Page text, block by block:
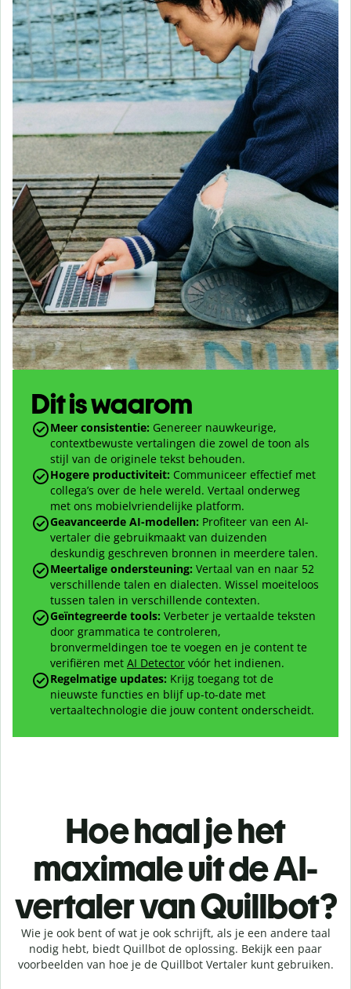
Dit is waarom
Meer consistentie: Genereer nauwkeurige,
contextbewuste vertalingen die zowel de toon als
stijl van de originele tekst behouden.
Hogere productiviteit: Communiceer effectief met
collega’s over de hele wereld. Vertaal onderweg
met ons mobielvriendelijke platform.
Geavanceerde AI-modellen: Profiteer van een AI-
vertaler die gebruikmaakt van duizenden
deskundig geschreven bronnen in meerdere talen.
Meertalige ondersteuning: Vertaal van en naar 52
verschillende talen en dialecten. Wissel moeiteloos
tussen talen in verschillende contexten.
Geïntegreerde tools: Verbeter je vertaalde teksten
door grammatica te controleren,
bronvermeldingen toe te voegen en je content te
verifiëren met AI Detector vóór het indienen.
Regelmatige updates: Krijg toegang tot de
nieuwste functies en blijf up-to-date met
vertaaltechnologie die jouw content onderscheidt.
Hoe haal je het
maximale uit de AI-
vertaler van Quillbot?
Wie je ook bent of wat je ook schrijft, als je een andere taal
nodig hebt, biedt Quillbot de oplossing. Bekijk een paar
voorbeelden van hoe je de Quillbot Vertaler kunt gebruiken.